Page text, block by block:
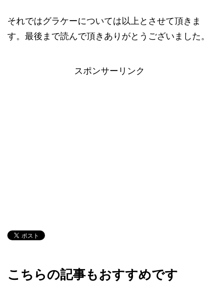
それではグラケーについては以上とさせて頂きま
す。最後まで読んで頂きありがとうございました。
スポンサーリンク
こちらの記事もおすすめです